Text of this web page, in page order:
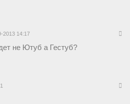
2013 14:17
не Ютуб а Гестуб?